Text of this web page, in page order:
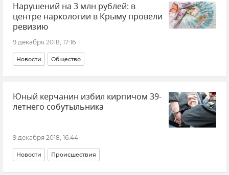
Нарушений на 3 млн рублей: в
центре наркологии в Крыму провели
ревизию
9 декабря 2018, 17:16
Новости Общество
Юный керчанин избил кирпичом 39-
летнего собутыльника
9 декабря 2018, 16:44
Новости Происшествия